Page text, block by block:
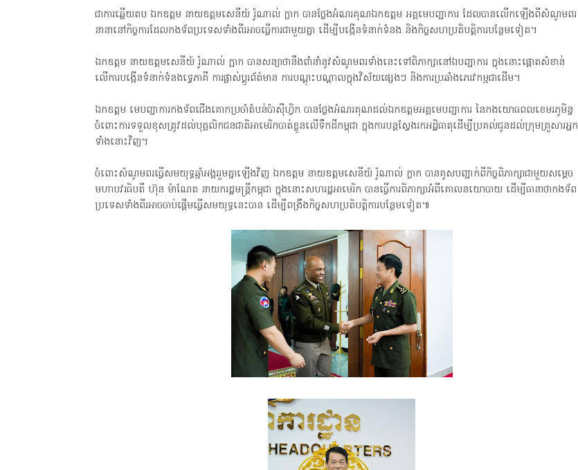
ជាការឆ្លើយតប ឯកឧត្តម នាយឧត្តមសេនីយ៍ រ៉ូណាល់ ក្លាក បានថ្លែងអំណរគុណឯកឧត្តម អគ្គមេបញ្ជាការ ដែលបានលើកឡើងពីសំណូមពរ
នានានៅកិច្ចការដែលកងទ័ពប្រទេសទាំងពីរអាចធ្វើការជាមួយគ្នា ដើម្បីបង្កើនទំនាក់ទំនង និងកិច្ចសហប្រតិបត្តិការបន្ថែមទៀត។
ឯកឧត្តម នាយឧត្តមសេនីយ៍ រ៉ូណាល់ ក្អាក បានសន្យាថានឹងពាំនាំនូវសំណូមពរទាំងនេះទៅពិភាក្សានៅឯបញ្ជាការ ក្នុងនោះផ្ដោតសំខាន់
លើការបង្កើនទំនាក់ទំនងទ្វេភាគី ការផ្លាស់ប្ដូរព័ត៌មាន ការបណ្ដុះបណ្ដាលក្នុងវិស័យផ្សេងៗ និងការប្រឆាំងភេរវកម្មជាដើម។
ឯកឧត្តម មេបញ្ជាការកងទ័ពជើងគោកប្រចាំតំបន់ប៉ាស៊ីហ្វិក បានថ្លែងអំណរគុណដល់ឯកឧត្តមអគ្គមេបញ្ជាការ នៃកងយោធពលខេមរភូមិន្ទ
ចំពោះការទទួលខុសត្រូវដល់បុគ្គលិកជនជាតិអាមេរិកបាត់ខ្លួនលើទឹកដីកម្ពុជា ក្នុងការបន្តស្វែងរកអដ្ឋិធាតុដើម្បីប្រគល់ជូនដល់ក្រុមគ្រួសារអ្នក
ទាំងនោះវិញ។
ចំពោះសំណូមពរធ្វើសមយុទ្ធឆ្មាំអង្គររួមគ្នាឡើងវិញ ឯកឧត្តម នាយឧត្តមសេនីយ៍ រ៉ូណាល់ ក្លាក បានគូសបញ្ជាក់ពីកិច្ចពិភាក្សាជាមួយសម្ដេច
មហាបវរធិបតី ហ៊ុន ម៉ាណែត នាយករដ្ឋមន្ត្រីកម្ពុជា ក្នុងនោះសហរដ្ឋអាមេរិក បានធ្វើការពិភាក្សាអំពីគោលនយោបាយ ដើម្បីធានាថាកងទ័ព
ប្រទេសទាំងពីរអាចចាប់ផ្ដើមធ្វើសមយុទ្ធនេះបាន ដើម្បីពង្រឹងកិច្ចសហប្រតិបត្តិការបន្ថែមទៀត៕